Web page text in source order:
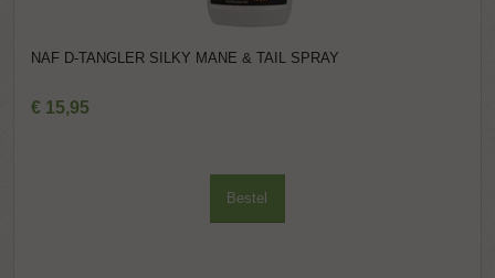
NAF D-TANGLER SILKY MANE & TAIL SPRAY
€ 15,95
Bestel